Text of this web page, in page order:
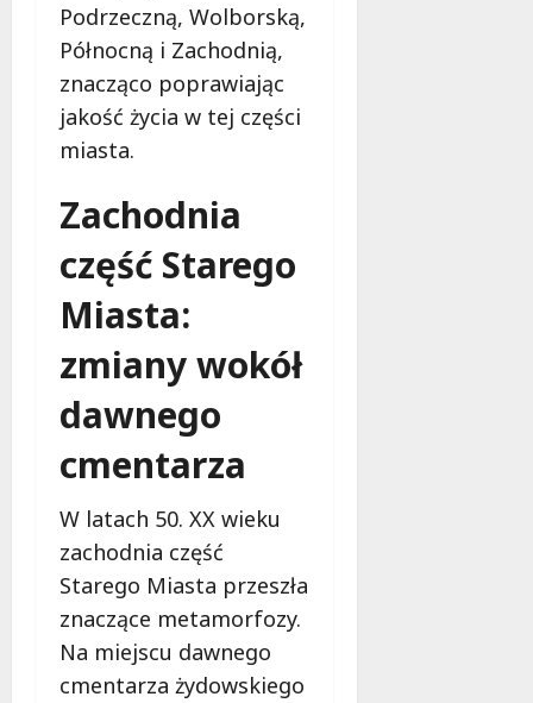
Podrzeczną, Wolborską,
Północną i Zachodnią,
znacząco poprawiając
jakość życia w tej części
miasta.
Zachodnia
część Starego
Miasta:
zmiany wokół
dawnego
cmentarza
W latach 50. XX wieku
zachodnia część
Starego Miasta przeszła
znaczące metamorfozy.
Na miejscu dawnego
cmentarza żydowskiego